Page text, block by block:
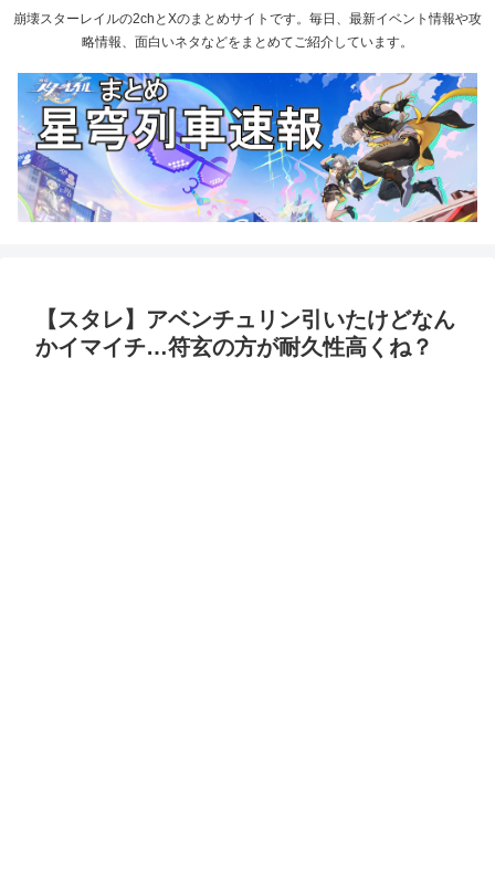
崩壊スターレイルの2chとXのまとめサイトです。毎日、最新イベント情報や攻
略情報、面白いネタなどをまとめてご紹介しています。
【スタレ】アベンチュリン引いたけどなん
かイマイチ…符玄の方が耐久性高くね？